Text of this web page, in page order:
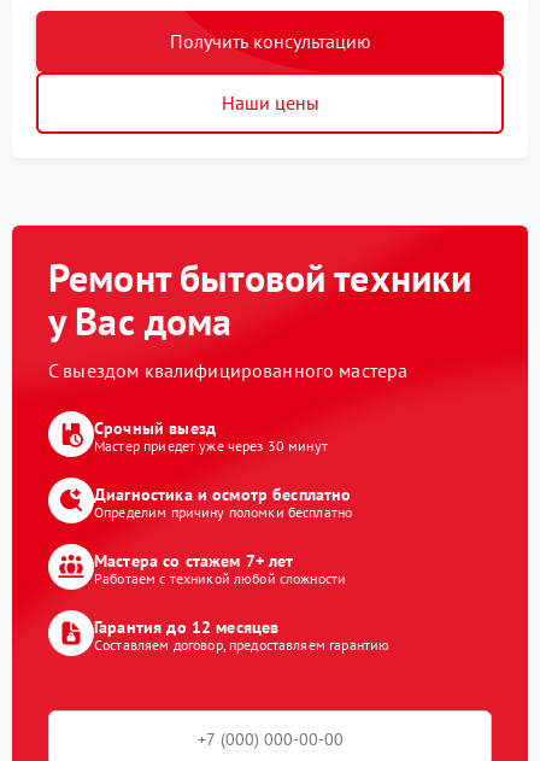
Получить консультацию
Наши цены
Ремонт бытовой техники
у Вас дома
С выездом квалифицированного мастера
Срочный выезд
Мастер приедет уже через 30 минут
Диагностика и осмотр бесплатно
Определим причину поломки бесплатно
Мастера со стажем 7+ лет
Работаем с техникой любой сложности
Гарантия до 12 месяцев
Составляем договор, предоставляем гарантию